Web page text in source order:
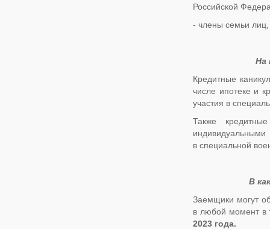
Российской
- члены семьи
На
Кредитные
числе ипотеке и
участия в
Также
в специальной
В
Заемщики могут
в любой момент в
2023 года.